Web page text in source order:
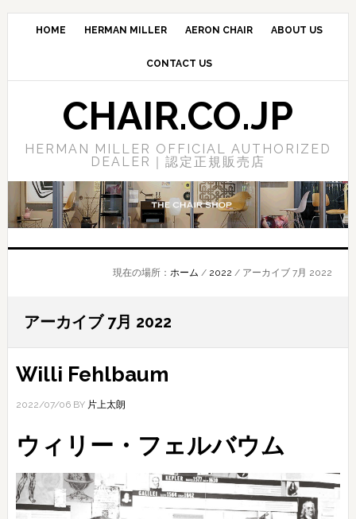
Skip
Skip
Skip
HOME HERMAN MILLER AERON CHAIR ABOUT US
CONTACT US
CHAIR.CO.JP
HERMAN MILLER OFFICIAL AUTHORIZED
DEALER｜認定正規販売店
現在の場所： ホーム / 2022 / アーカイブ 7月 2022
アーカイブ 7月 2022
Willi Fehlbaum
2022/07/06BY 片上太朗
ウィリー・フェルバウム